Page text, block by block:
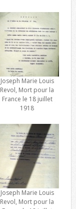
Joseph Marie Louis
Revol, Mort pour la
France le 18 juillet
1918
Joseph Marie Louis
Revol, Mort pour la